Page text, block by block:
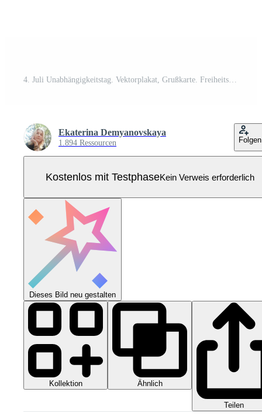
4. Juli Unabhängigkeitstag. Vektorplakat, Grußkarte. Freiheitsstatue mit einer Fackel in der Hand auf dem Hintergrund der amerikanischen Flagge in Form eines Herzens. Pro Vektor
Ekaterina Demyanovskaya
1.894 Ressourcen Folgen
Kostenlos mit TestphaseKein Verweis erforderlich
Dieses Bild neu gestalten
Kollektion Ähnlich
Teilen